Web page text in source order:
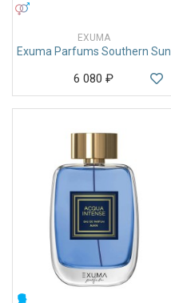
EXUMA
Exuma Parfums Southern Sun
6 080 ₽